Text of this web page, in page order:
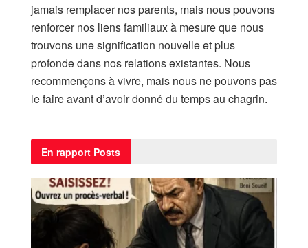
jamais remplacer nos parents, mais nous pouvons
renforcer nos liens familiaux à mesure que nous
trouvons une signification nouvelle et plus
profonde dans nos relations existantes. Nous
recommençons à vivre, mais nous ne pouvons pas
le faire avant d’avoir donné du temps au chagrin.
En rapport Posts